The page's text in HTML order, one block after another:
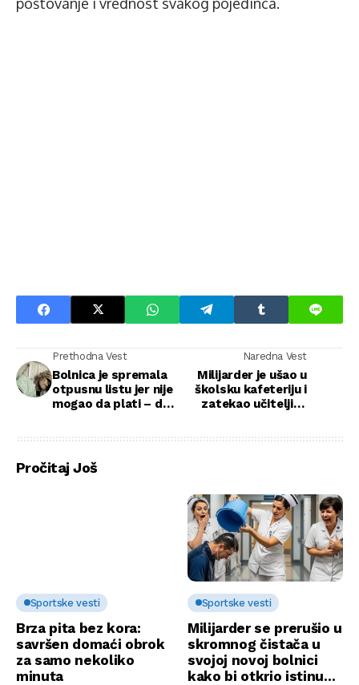
Prethodna Vest
Bolnica je spremala
otpusnu listu jer nije
mogao da plati – dok
Naredna Vest
Milijarder je ušao u
školsku kafeteriju i
zatekao učiteljicu
Pročitaj Još
Sportske vesti
Brza pita bez kora:
savršen domaći obrok
za samo nekoliko
minuta
Sportske vesti
Milijarder se prerušio u
skromnog čistača u
svojoj novoj bolnici
kako bi otkrio istinu…